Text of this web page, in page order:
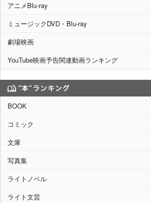
アニメBlu-ray
ミュージックDVD・Blu-ray
劇場映画
YouTube映画予告関連動画ランキング
BOOK
コミック
文庫
写真集
ライトノベル
ライト文芸